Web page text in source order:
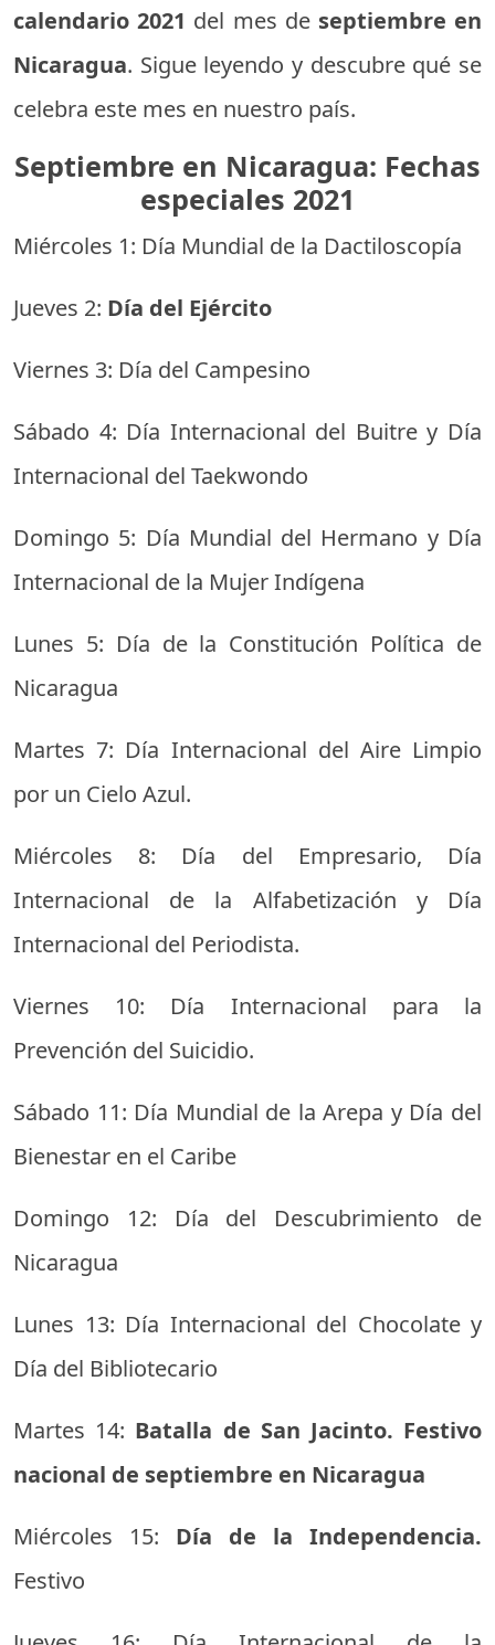
calendario 2021 del mes de septiembre en
Nicaragua. Sigue leyendo y descubre qué se
celebra este mes en nuestro país.
Septiembre en Nicaragua: Fechas
especiales 2021
Miércoles 1: Día Mundial de la Dactiloscopía
Jueves 2: Día del Ejército
Viernes 3: Día del Campesino
Sábado 4: Día Internacional del Buitre y Día
Internacional del Taekwondo
Domingo 5: Día Mundial del Hermano y Día
Internacional de la Mujer Indígena
Lunes 5: Día de la Constitución Política de
Nicaragua
Martes 7: Día Internacional del Aire Limpio
por un Cielo Azul.
Miércoles 8: Día del Empresario, Día
Internacional de la Alfabetización y Día
Internacional del Periodista.
Viernes 10: Día Internacional para la
Prevención del Suicidio.
Sábado 11: Día Mundial de la Arepa y Día del
Bienestar en el Caribe
Domingo 12: Día del Descubrimiento de
Nicaragua
Lunes 13: Día Internacional del Chocolate y
Día del Bibliotecario
Martes 14: Batalla de San Jacinto. Festivo
nacional de septiembre en Nicaragua
Miércoles 15: Día de la Independencia.
Festivo